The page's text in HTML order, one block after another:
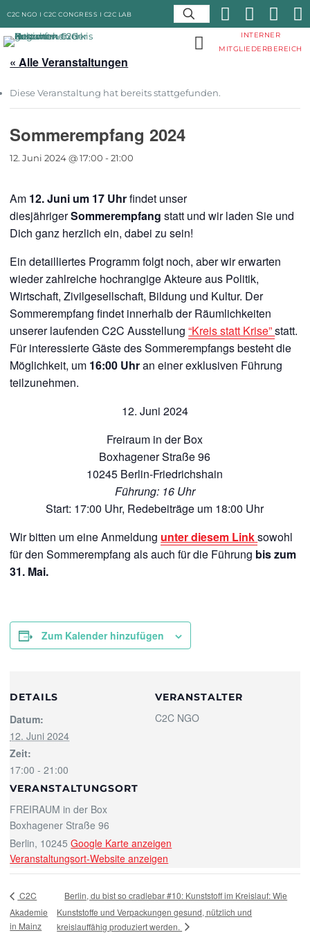
C2C NGO I C2C CONGRESS I C2C LAB
INTERNER
MITGLIEDERBEREICH
« Alle Veranstaltungen
Diese Veranstaltung hat bereits stattgefunden.
Sommerempfang 2024
12. Juni 2024 @ 17:00 -21:00
Am 12. Juni um 17 Uhrfindet unser
diesjährigerSommerempfang statt und wir laden Sie und
Dich ganz herzlich ein, dabei zu sein!
Ein detailliertes Programm folgt noch, aber wir erwarten
wieder zahlreiche hochrangige Akteure aus Politik,
Wirtschaft, Zivilgesellschaft, Bildung und Kultur. Der
Sommerempfang findet innerhalb der Räumlichkeiten
unserer laufenden C2C Ausstellung“Kreis statt Krise”statt.
Für interessierte Gäste des Sommerempfangs besteht die
Möglichkeit, um 16:00 Uhran einer exklusiven Führung
teilzunehmen.
12. Juni 2024
Freiraum in der Box
Boxhagener Straße 96
10245 Berlin-Friedrichshain
Führung: 16 Uhr
Start: 17:00 Uhr, Redebeiträge um 18:00 Uhr
Wir bitten um eine Anmeldung unter diesem Linksowohl
für den Sommerempfang als auch für die Führung bis zum
31. Mai.
Zum Kalender hinzufügen
DETAILS
Datum:
12. Juni 2024
Zeit:
17:00 - 21:00
VERANSTALTUNGSORT
FREIRAUM in der Box
Boxhagener Straße 96
Berlin, 10245 Google Karte anzeigen
Veranstaltungsort-Website anzeigen
VERANSTALTER
C2C NGO
C2C
Akademie
in Mainz
Berlin, du bist so cradlebar #10: Kunststoff im Kreislauf: Wie
Kunststoffe und Verpackungen gesund, nützlich und
kreislauffähig produziert werden.